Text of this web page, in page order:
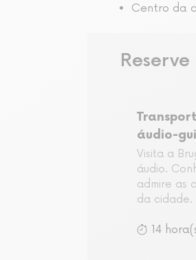
Centro da
áudio-
Visita a
áudio.
admire as
da cidade.
14